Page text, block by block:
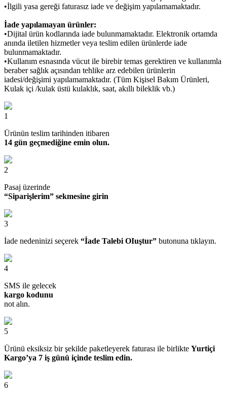
•İlgili yasa gereği faturasız iade ve değişim yapılamamaktadır.
İade yapılamayan ürünler:
•Dijital ürün kodlarında iade bulunmamaktadır. Elektronik ortamda
anında iletilen hizmetler veya teslim edilen ürünlerde iade
bulunmamaktadır.
•Kullanım esnasında vücut ile birebir temas gerektiren ve kullanımla
beraber sağlık açısından tehlike arz edebilen ürünlerin
iadesi/değişimi yapılamamaktadır. (Tüm Kişisel Bakım Ürünleri,
Kulak içi /kulak üstü kulaklık, saat, akıllı bileklik vb.)
1
Ürünün teslim tarihinden itibaren
14 gün geçmediğine emin olun.
2
Pasaj üzerinde
“Siparişlerim” sekmesine girin
3
İade nedeninizi seçerek “İade Talebi OIuştur” butonuna tıklayın.
4
SMS ile gelecek
kargo kodunu
not alın.
5
Ürünü eksiksiz bir şekilde paketleyerek faturası ile birlikte Yurtiçi
Kargo’ya 7 iş günü içinde teslim edin.
6